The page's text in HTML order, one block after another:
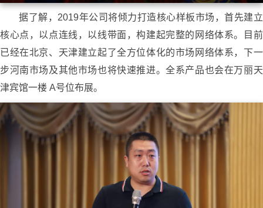
据了解，2019年公司将倾力打造核心样板市场，首先建立
核心点，以点连线，以线带面，构建起完整的网络体系。目前
已经在北京、天津建立起了全方位体化的市场网络体系，下一
步河南市场及其他市场也将快速推进。全系产品也会在万丽天
津宾馆一楼 A号位布展。